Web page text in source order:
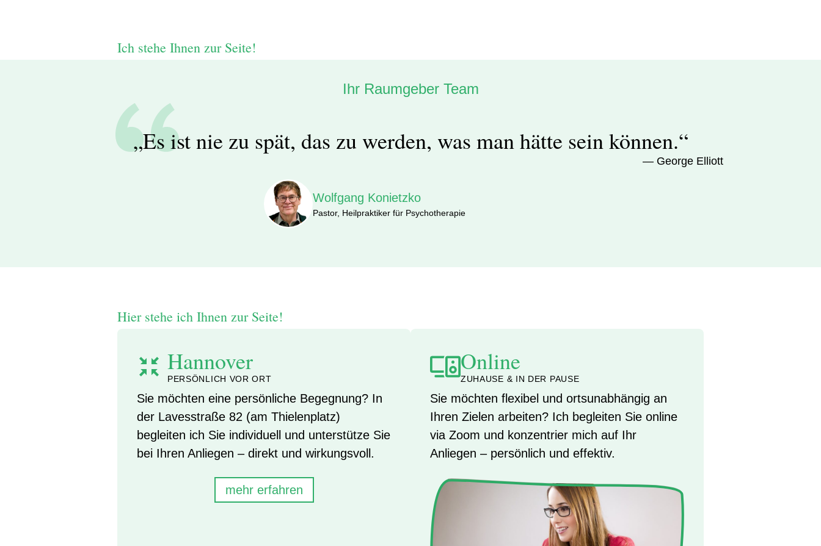
Ich stehe Ihnen zur Seite!
Ihr Raumgeber Team
„Es ist nie zu spät, das zu werden, was man hätte sein können.“
— George Elliott
Wolfgang Konietzko
Pastor, Heilpraktiker für Psychotherapie
Hier stehe ich Ihnen zur Seite!
Hannover
PERSÖNLICH VOR ORT
Sie möchten eine persönliche Begegnung? In
der Lavesstraße 82 (am Thielenplatz)
begleiten ich Sie individuell und unterstütze Sie
bei Ihren Anliegen – direkt und wirkungsvoll.
mehr erfahren
Online
ZUHAUSE & IN DER PAUSE
Sie möchten flexibel und ortsunabhängig an
Ihren Zielen arbeiten? Ich begleiten Sie online
via Zoom und konzentrier mich auf Ihr
Anliegen – persönlich und effektiv.